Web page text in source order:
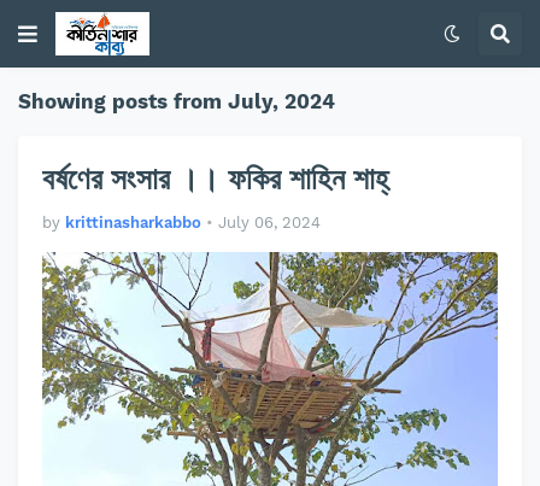
Showing posts from July, 2024
বর্ষণের সংসার ।। ফকির শাহিন শাহ্
by krittinasharkabbo • July 06, 2024